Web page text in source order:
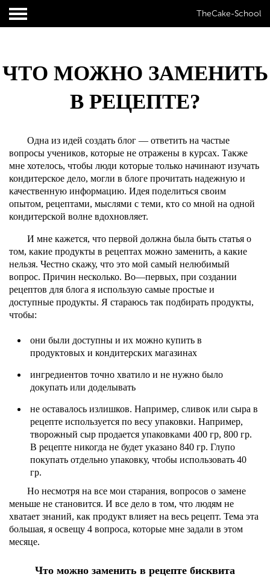
TheCake-School
ЧТО МОЖНО ЗАМЕНИТЬ
В РЕЦЕПТЕ?
Одна из идей создать блог — ответить на частые
вопросы учеников, которые не отражены в курсах. Также
мне хотелось, чтобы люди которые только начинают изучать
кондитерское дело, могли в блоге прочитать надежную и
качественную информацию. Идея поделиться своим
опытом, рецептами, мыслями с теми, кто со мной на одной
кондитерской волне вдохновляет.
И мне кажется, что первой должна была быть статья о
том, какие продукты в рецептах можно заменить, а какие
нельзя. Честно скажу, что это мой самый нелюбимый
вопрос. Причин несколько. Во—первых, при создании
рецептов для блога я использую самые простые и
доступные продукты. Я стараюсь так подбирать продукты,
чтобы:
они были доступны и их можно купить в
продуктовых и кондитерских магазинах
ингредиентов точно хватило и не нужно было
докупать или доделывать
не оставалось излишков. Например, сливок или сыра в
рецепте используется по весу упаковки. Например,
творожный сыр продается упаковками 400 гр, 800 гр.
В рецепте никогда не будет указано 840 гр. Глупо
покупать отдельно упаковку, чтобы использовать 40
гр.
Но несмотря на все мои старания, вопросов о замене
меньше не становится. И все дело в том, что людям не
хватает знаний, как продукт влияет на весь рецепт. Тема эта
большая, я освещу 4 вопроса, которые мне задали в этом
месяце.
Что можно заменить в рецепте бисквита